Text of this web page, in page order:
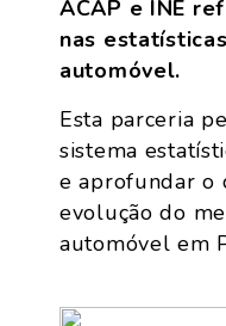
ACAP e INE
nas
automóvel.
Esta parceria
sistema
e aprofundar o
evolução do
automóvel em